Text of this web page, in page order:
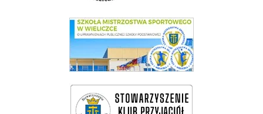
link do SMS Wieliczka
wieliczka-wieliczanie na bis